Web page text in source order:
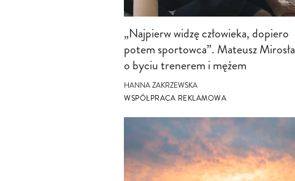
„Najpierw widzę człowieka, dopiero
potem sportowca”. Mateusz
o byciu trenerem i mężem
HANNA ZAKRZEWSKA
WSPÓŁPRACA REKLAMOWA